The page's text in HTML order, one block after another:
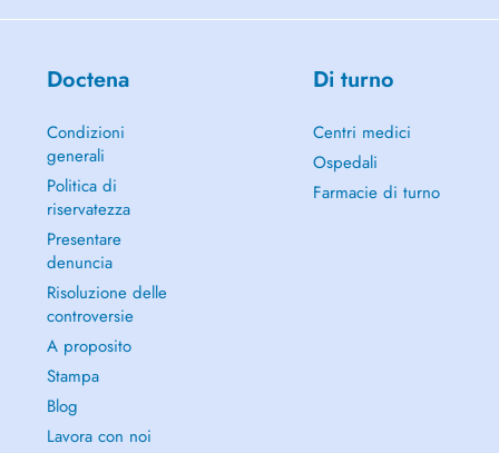
Doctena
Condizioni
generali
Politica di
riservatezza
Presentare
denuncia
Risoluzione delle
controversie
A proposito
Stampa
Blog
Lavora con noi
Di turno
Centri medici
Ospedali
Farmacie di turno